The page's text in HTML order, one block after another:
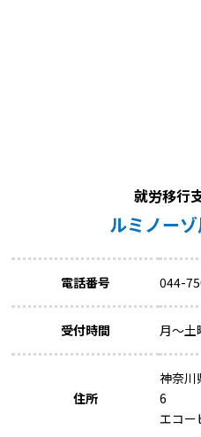
就労移行
ルミノー
電話番号 044-
受付時間 月～土
住所
神奈川
6
エコー